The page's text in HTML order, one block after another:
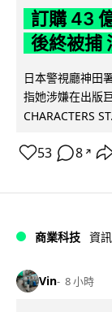
訂購 43
後終被捕
日本警視廳神田
指她涉嫌在出版
CHARACTERS
53 8 ↗
商業科技 資
Vin 8 小時